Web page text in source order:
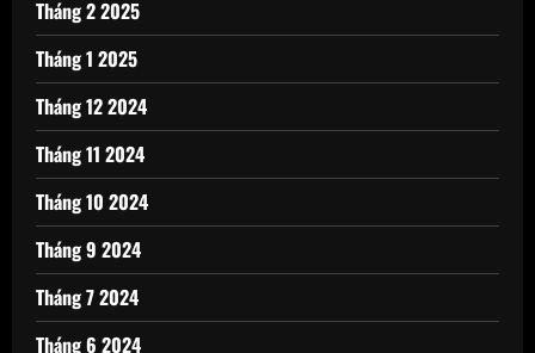
Tháng 2 2025
Tháng 1 2025
Tháng 12 2024
Tháng 11 2024
Tháng 10 2024
Tháng 9 2024
Tháng 7 2024
Tháng 6 2024